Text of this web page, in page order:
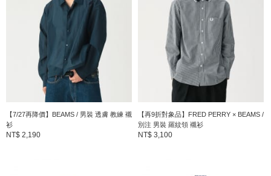
【7/27再降價】BEAMS / 男裝 透膚 教練 襯
衫
NT$ 2,190
【再9折對象品】FRED PERRY × BEAMS /
別注 男裝 羅紋領 襯衫
NT$ 3,100